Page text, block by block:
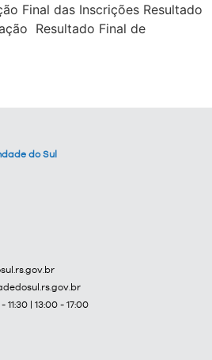
Final das Inscrições Resultado
Resultado Final de
do Sul
| 13:00 - 17:00